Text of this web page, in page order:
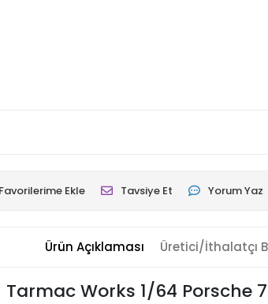
Favorilerime Ekle Tavsiye Et Yorum Yaz
Ürün Açıklaması Üretici/İthalatçı
Works 1/64 Porsche